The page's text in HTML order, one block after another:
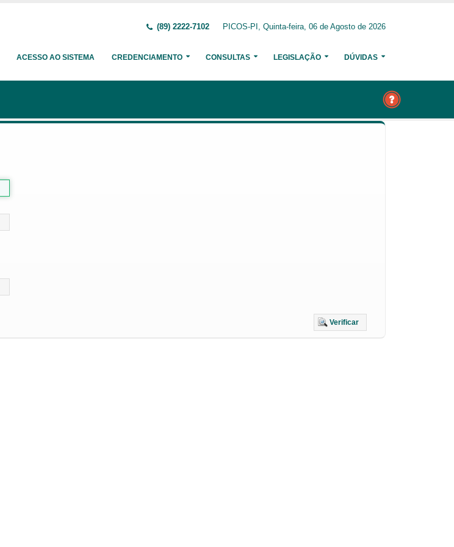
(89) 2222-7102 PICOS-PI, Quinta-feira, 06 de Agosto de 2026
ACESSO AO SISTEMA CREDENCIAMENTO CONSULTAS LEGISLAÇÃO DÚVIDAS
Verificar